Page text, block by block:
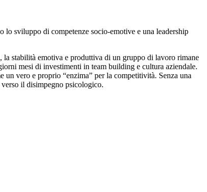
lo sviluppo di competenze socio-emotive e una leadership
la stabilità emotiva e produttiva di un gruppo di lavoro rimane
mesi di investimenti in team building e cultura aziendale.
vero e proprio “enzima” per la competitività. Senza una
il disimpegno psicologico.